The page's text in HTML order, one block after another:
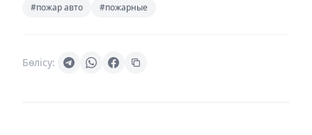
#пожар авто
#пожарные
Бөлісу: